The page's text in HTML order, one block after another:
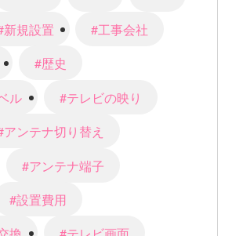
新規設置
#工事会社
#歴史
ル
#テレビの映り
アンテナ切り替え
#アンテナ端子
#設置費用